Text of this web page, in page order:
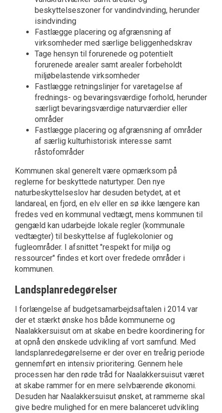
beskyttelseszoner for vandindvinding, herunder
isindvinding
Fastlægge placering og afgrænsning af
virksomheder med særlige beliggenhedskrav
Tage hensyn til forurenede og potentielt
forurenede arealer samt arealer forbeholdt
miljøbelastende virksomheder
Fastlægge retningslinjer for varetagelse af
frednings- og bevaringsværdige forhold, herunder
særligt bevaringsværdige naturværdier eller
områder
Fastlægge placering og afgrænsning af områder
af særlig kulturhistorisk interesse samt
råstofområder
Kommunen skal generelt være opmærksom på
reglerne for beskyttede naturtyper. Den nye
naturbeskyttelseslov har desuden betydet, at et
landareal, en fjord, en elv eller en sø ikke længere kan
fredes ved en kommunal vedtægt, mens kommunen til
gengæld kan udarbejde lokale regler (kommunale
vedtægter) til beskyttelse af fuglekolonier og
fugleområder. I afsnittet "respekt for miljø og
ressourcer" findes et kort over fredede områder i
kommunen.
Landsplanredegørelser
I forlængelse af budgetsamarbejdsaftalen i 2014 var
der et stærkt ønske hos både kommunerne og
Naalakkersuisut om at skabe en bedre koordinering for
at opnå den ønskede udvikling af vort samfund. Med
landsplanredegørelserne er der over en treårig periode
gennemført en intensiv prioritering. Gennem hele
processen har den røde tråd for Naalakkersuisut været
at skabe rammer for en mere selvbærende økonomi.
Desuden har Naalakkersuisut ønsket, at rammerne skal
give bedre mulighed for en mere balanceret udvikling